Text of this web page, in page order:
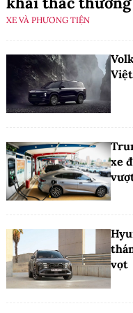
XE VÀ PHƯƠNG TIỆN
xe
vọt